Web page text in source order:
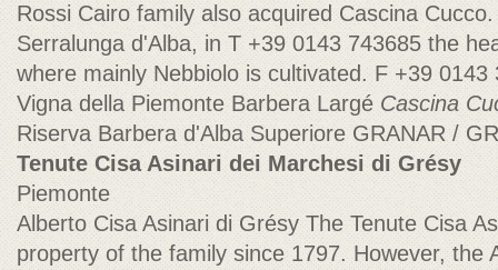
Rossi Cairo family also acquired Cascina
Serralunga d'Alba, in T +39 0143 743685 the
where mainly Nebbiolo is cultivated. F +39 0143
Vigna della Piemonte Barbera Largé Cascina
Riserva Barbera d'Alba Superiore GRANAR /
Tenute Cisa Asinari dei Marchesi di Grésy
Piemonte
Alberto Cisa Asinari di Grésy The Tenute Cisa
property of the family since 1797. However, the